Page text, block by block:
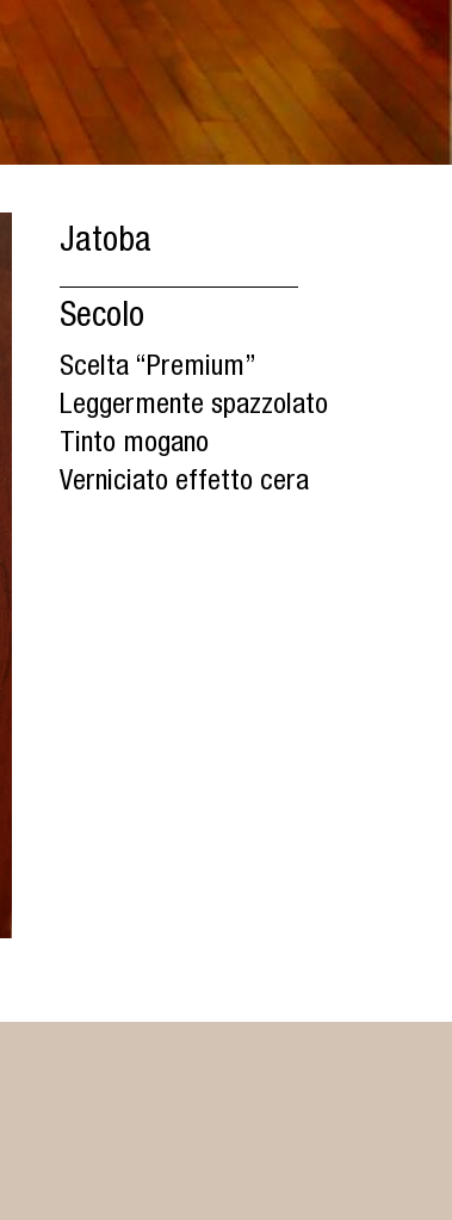
Jatoba
Secolo
Scelta “Premium”
Leggermente spazzolato
Tinto mogano
Verniciato effetto cera